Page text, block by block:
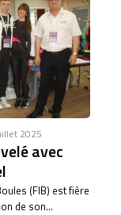
2025
avec
(FIB) est fière
de son...